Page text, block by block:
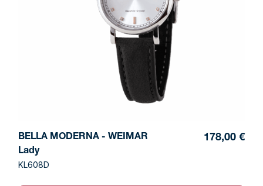
BELLA MODERNA - WEIMAR
Lady
KL608D
178,00 €